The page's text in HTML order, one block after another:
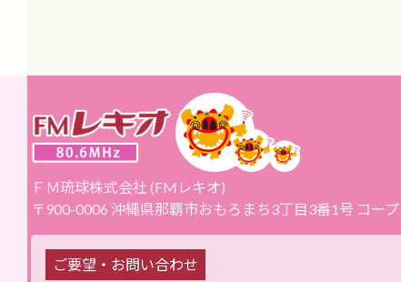
ＦＭ琉球株式会社 (FMレキオ)
〒900-0006 沖縄県那覇市おもろまち3丁目3番1号 コー
ご要望・お問い合わせ